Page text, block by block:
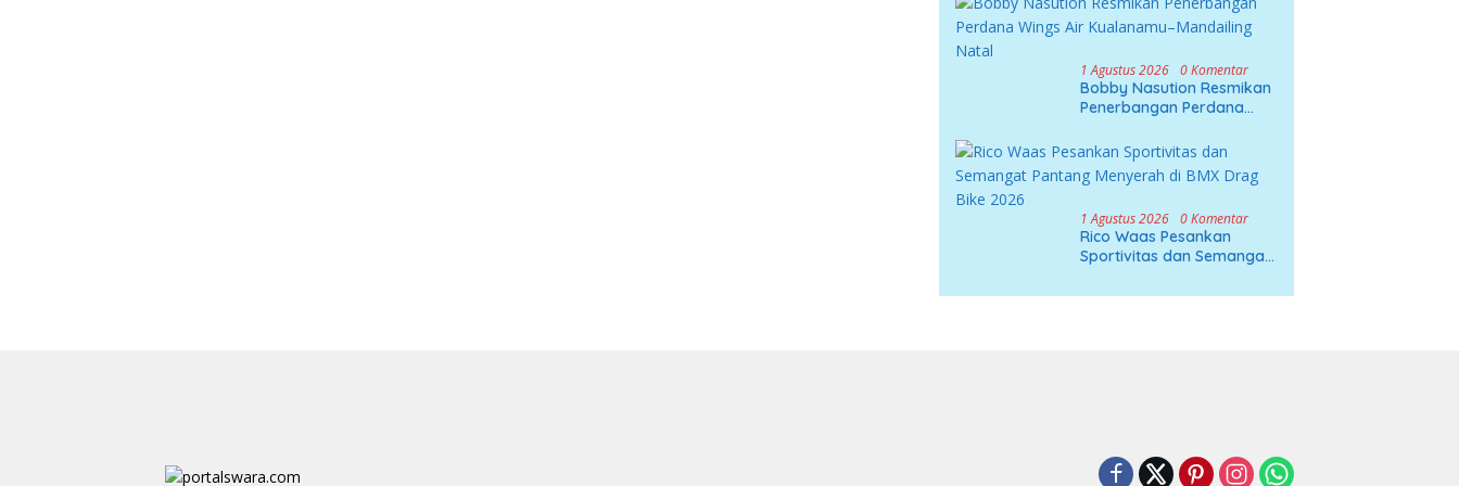
1 Agustus 2026 0 Komentar
Bobby Nasution Resmikan
Penerbangan Perdana
Mandailing Natal
1 Agustus 2026 0 Komentar
Rico Waas Pesankan
Sportivitas dan Semangat
Drag Bike 2026